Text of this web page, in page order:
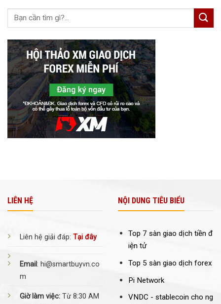
LIÊN HỆ
Liên hệ giải đáp: Tại đây
Email: hi@smartbuyvn.co
m
Giờ làm việc: Từ 8:30 AM
NỘI DUNG TIÊU BIỂU
Top 7 sàn giao dịch tiền đ
iện tử
Top 5 sàn giao dịch forex
Pi Network
VNDC - stablecoin cho ng